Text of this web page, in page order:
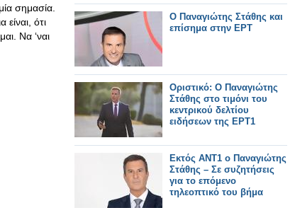
σημασία.
ότι
Να ‘ναι
Ο Παναγιώτης Στάθης και
επίσημα στην ΕΡΤ
Οριστικό: Ο Παναγιώτης
Στάθης στο τιμόνι του
κεντρικού δελτίου
ειδήσεων της ΕΡΤ1
Εκτός ΑΝΤ1 ο Παναγιώτης
Στάθης – Σε συζητήσεις
για το επόμενο
τηλεοπτικό του βήμα